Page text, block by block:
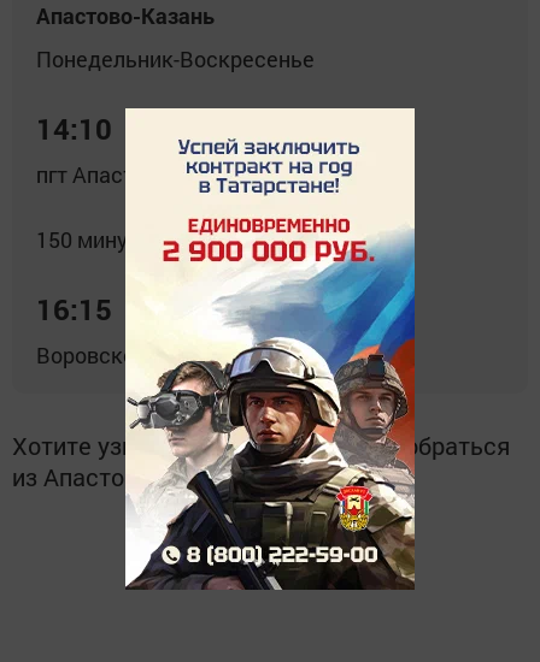
Апастово-Казань
14:10
16:15
150 минут
Понедельник-Воскресенье
пгт Апастово, улица Гагарина, 6.
Воровского,. 33. станция Казань 2.
Хотите узнать больше о том, как добраться
из Апастовского района в Казань ?